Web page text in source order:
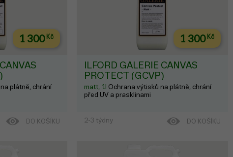
1 300Kč
plátně, chrání
DO KOŠÍKU
1 300Kč
ILFORD GALERIE CANVAS
PROTECT (GCVP)
matt, 1l Ochrana výtisků na plátně, chrání
před UV a prasklinami
2-3 týdny DO KOŠÍKU